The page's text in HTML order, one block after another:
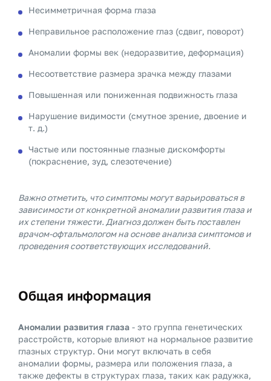
Несимметричная форма глаза
Неправильное расположение глаз (сдвиг, поворот)
Аномалии формы век (недоразвитие, деформация)
Несоответствие размера зрачка между глазами
Повышенная или пониженная подвижность глаза
Нарушение видимости (смутное зрение, двоение и
т. д.)
Частые или постоянные глазные дискомфорты
(покраснение, зуд, слезотечение)
Важно отметить, что симптомы могут варьироваться в
зависимости от конкретной аномалии развития глаза и
их степени тяжести. Диагноз должен быть поставлен
врачом-офтальмологом на основе анализа симптомов и
проведения соответствующих исследований.
Общая информация
Аномалии развития глаза - это группа генетических
расстройств, которые влияют на нормальное развитие
глазных структур. Они могут включать в себя
аномалии формы, размера или положения глаза, а
также дефекты в структурах глаза, таких как радужка,